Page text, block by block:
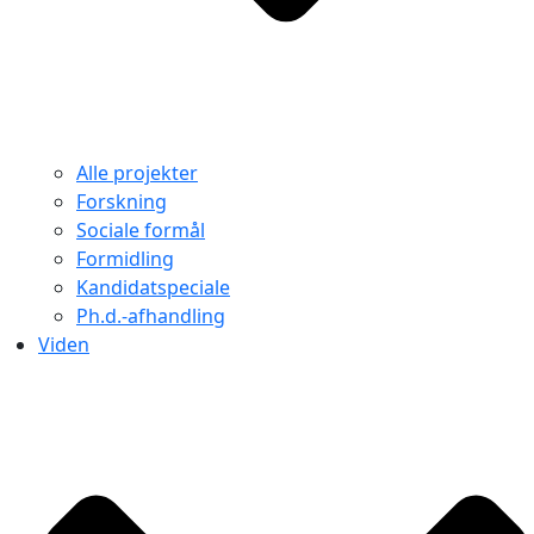
Alle projekter
Forskning
Sociale formål
Formidling
Kandidatspeciale
Ph.d.-afhandling
Viden